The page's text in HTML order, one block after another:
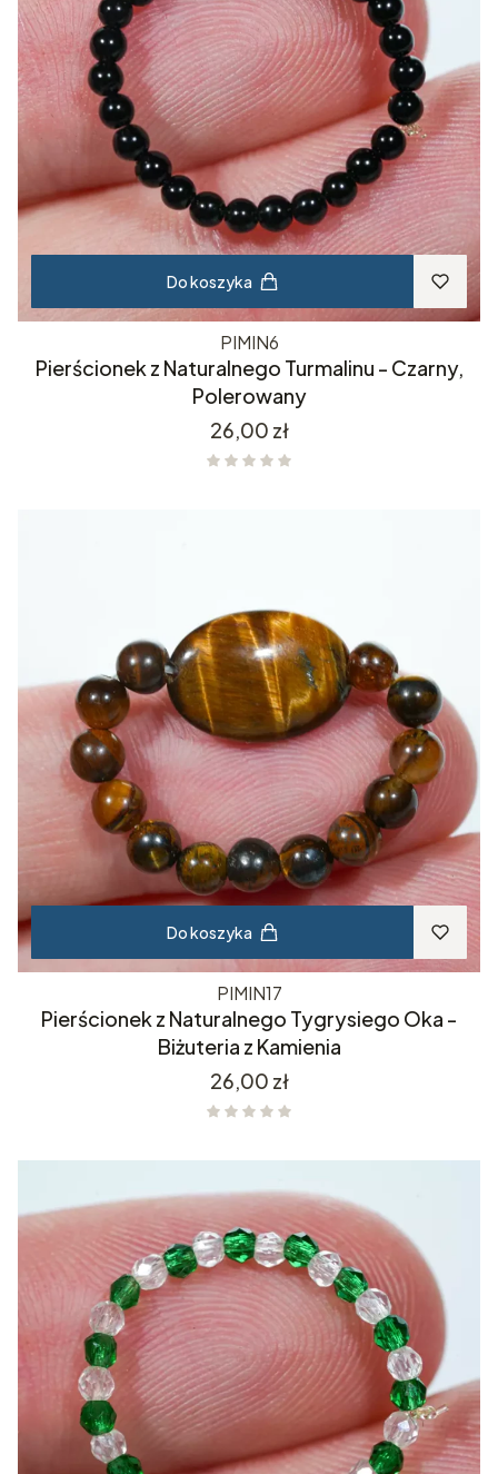
Do koszyka
PIMIN6
Pierścionek z Naturalnego Turmalinu - Czarny,
Polerowany
Cena
26,00 zł
Do koszyka
PIMIN17
Pierścionek z Naturalnego Tygrysiego Oka -
Biżuteria z Kamienia
Cena
26,00 zł